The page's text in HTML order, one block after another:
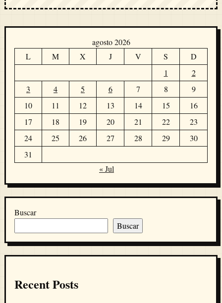
agosto 2026
L
M X J V S
D
1
2
3
4 5 6 7 8
9
10
11 12 13 14 15
16
17
18 19 20 21 22
23
24
25 26 27 28 29
30
31
« Jul
Buscar
Buscar
Recent Posts